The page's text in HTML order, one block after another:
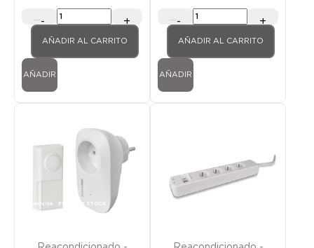
- +
AÑADIR AL CARRITO
AÑADIR
- +
AÑADIR AL CARRITO
AÑADIR
Promoción FUERA DE STOCK